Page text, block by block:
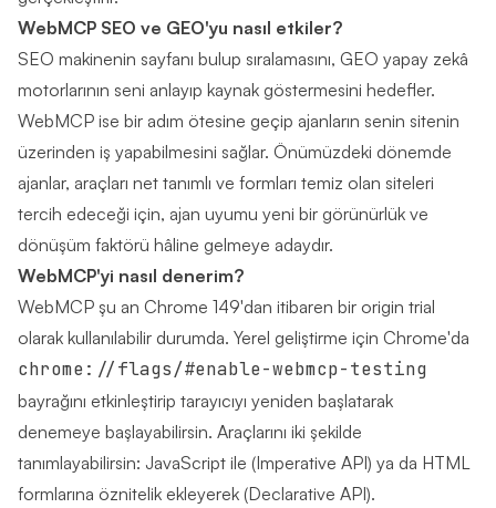
WebMCP SEO ve GEO'yu nasıl etkiler?
SEO makinenin sayfanı bulup sıralamasını, GEO yapay zekâ
motorlarının seni anlayıp kaynak göstermesini hedefler.
WebMCP ise bir adım ötesine geçip ajanların senin sitenin
üzerinden iş yapabilmesini sağlar. Önümüzdeki dönemde
ajanlar, araçları net tanımlı ve formları temiz olan siteleri
tercih edeceği için, ajan uyumu yeni bir görünürlük ve
dönüşüm faktörü hâline gelmeye adaydır.
WebMCP'yi nasıl denerim?
WebMCP şu an Chrome 149'dan itibaren bir origin trial
olarak kullanılabilir durumda. Yerel geliştirme için Chrome'da
chrome://flags/#enable-webmcp-testing
bayrağını etkinleştirip tarayıcıyı yeniden başlatarak
denemeye başlayabilirsin. Araçlarını iki şekilde
tanımlayabilirsin: JavaScript ile (Imperative API) ya da HTML
formlarına öznitelik ekleyerek (Declarative API).